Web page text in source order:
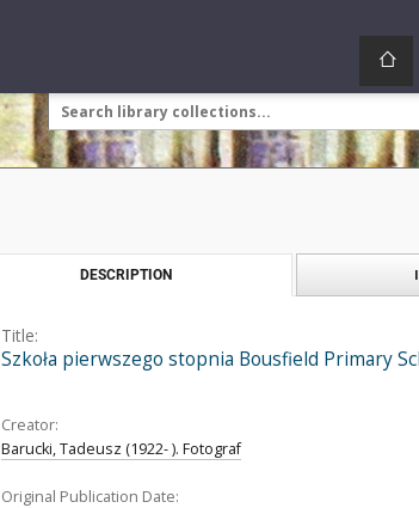
DESCRIPTION
Title:
Szkoła pierwszego stopnia Bousfield Primary
Creator:
Barucki, Tadeusz (1922- ). Fotograf
Original Publication Date: